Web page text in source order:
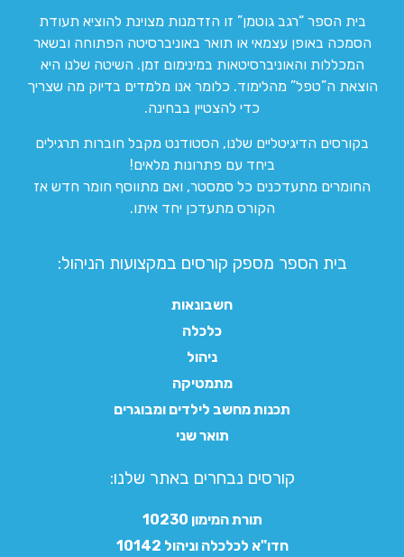
בית הספר “רגב גוטמן” זו הזדמנות מצוינת להוציא תעודת
הסמכה באופן עצמאי או תואר באוניברסיטה הפתוחה ובשאר
המכללות והאוניברסיטאות במינימום זמן. השיטה שלנו היא
הוצאת ה”טפל” מהלימוד. כלומר אנו מלמדים בדיוק מה שצריך
כדי להצטיין בבחינה.
בקורסים הדיגיטליים שלנו, הסטודנט מקבל חוברות תרגילים
ביחד עם פתרונות מלאים!
החומרים מתעדכנים כל סמסטר, ואם מתווסף חומר חדש אז
הקורס מתעדכן יחד איתו.
בית הספר מספק קורסים במקצועות הניהול:
חשבונאות
כלכלה
ניהול
מתמטיקה
תכנות מחשב לילדים ומבוגרים
תואר שני
קורסים נבחרים באתר שלנו:​
תורת המימון 10230
חדו"א לכלכלה וניהול 10142